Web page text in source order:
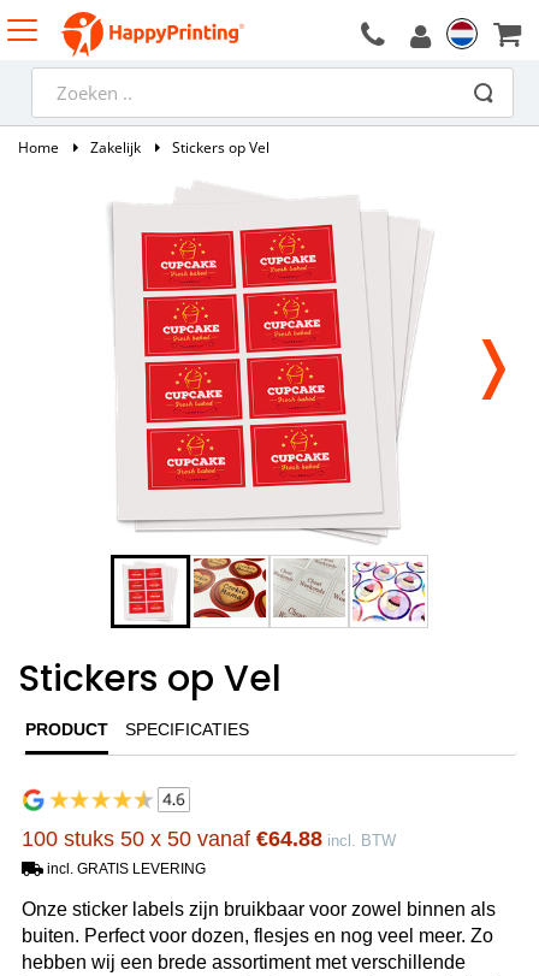
Home Zakelijk Stickers op Vel
Stickers op Vel
PRODUCT SPECIFICATIES
100 stuks 50 x 50 vanaf €64.88 incl. BTW
incl. GRATIS LEVERING
Onze sticker labels zijn bruikbaar voor zowel binnen als
buiten. Perfect voor dozen, flesjes en nog veel meer. Zo
hebben wij een brede assortiment met verschillende